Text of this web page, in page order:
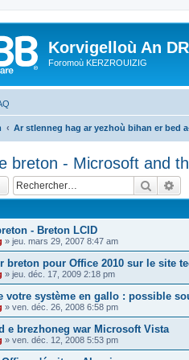
Korvigelloù An
Foromoù KERZROUIZIG
Ar stlenneg hag ar yezhoù bihan er bed
breton - Microsoft and
- Breton LCID
» jeu. mars 29, 2007 8:47 am
breton pour Office 2010 sur le site
» jeu. déc. 17, 2009 2:18 pm
votre système en gallo : possible
» ven. déc. 26, 2008 6:58 pm
e brezhoneg war Microsoft Vista
» ven. déc. 12, 2008 5:53 pm